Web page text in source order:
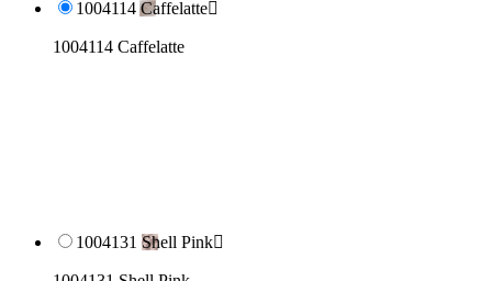
1004114 Caffelatte
1004114 Caffelatte
1004131 Shell Pink